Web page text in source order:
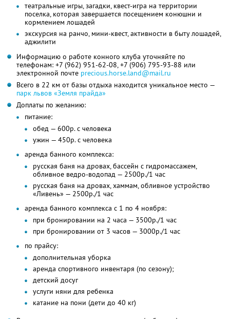
театральные игры, загадки, квест-игра на территории
поселка, которая завершается посещением конюшни и
кормлением лошадей
экскурсия на ранчо, мини-квест, активности в быту лошадей,
аджилити
Информацию о работе конного клуба уточняйте по
телефонам: +7 (962) 951-62-08, +7 (906) 795-93-88 или
электронной почте precious.horse.land@mail.ru
Всего в 22 км от базы отдыха находится уникальное место —
парк львов «Земля прайда»
Доплаты по желанию:
питание:
обед — 600р. с человека
ужин — 450р. с человека
аренда банного комплекса:
русская баня на дровах, бассейн с гидромассажем,
обливное ведро-водопад — 2500р./1 час
русская баня на дровах, хаммам, обливное устройство
«Ливень» — 2500р./1 час
аренда банного комплекса с 1 по 4 ноября:
при бронировании на 2 часа — 3500р./1 час
при бронировании от 3 часов — 3000р./1 час
по прайсу:
дополнительная уборка
аренда спортивного инвентаря (по сезону);
детский досуг
услуги няни для ребенка
катание на пони (дети до 40 кг)